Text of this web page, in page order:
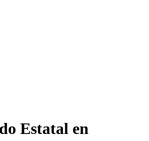
Estatal en